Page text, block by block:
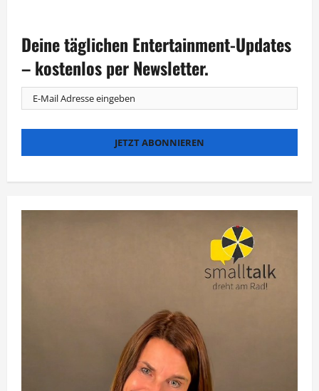
Deine täglichen Entertainment-Updates
– kostenlos per Newsletter.